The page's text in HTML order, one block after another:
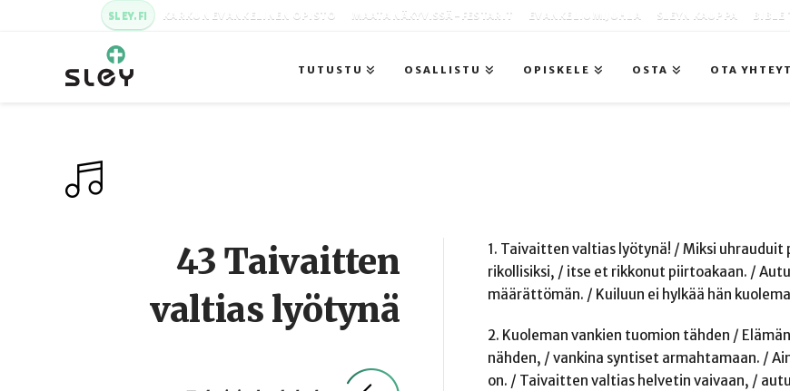
SLEY.FI KARKUN EVANKELINEN OPISTO MAATA NÄKYVISSÄ -FESTARIT EVANKELIUMIJUHLA SLEYN KAUPPA BIBLE
TUTUSTU OSALLISTU OPISKELE OSTA OTA
43 Taivaitten
valtias lyötynä
1. Taivaitten valtias lyötynä! / Miksi uhrauduit
rikollisiksi, / itse et rikkonut piirtoakaan. /
määrättömän. / Kuiluun ei hylkää hän
2. Kuoleman vankien tuomion tähden /
nähden, / vankina syntiset armahtamaan. /
on. / Taivaitten valtias helvetin vaivaan, /